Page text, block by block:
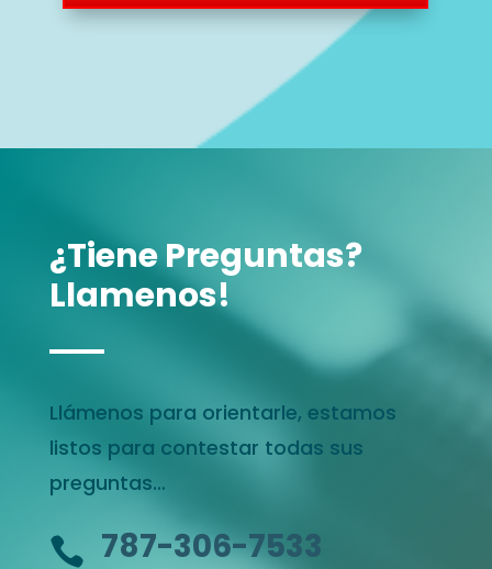
¿Tiene Preguntas?
Llamenos!
Llámenos para orientarle, estamos
listos para contestar todas sus
preguntas…
 787-306-7533